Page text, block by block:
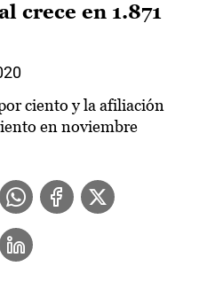
crece en 1.871
ciento y la afiliación
en noviembre